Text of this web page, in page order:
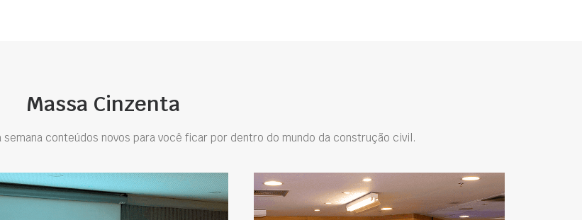
Massa Cinzenta
conteúdos novos para você ficar por dentro do mundo da construção civil.